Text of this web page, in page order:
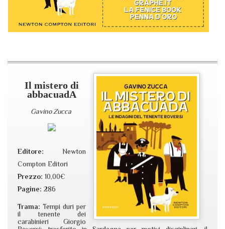
Il mistero di
abbacuadA
Gavino Zucca
Editore: Newton
Compton Editori
Prezzo: 10,00€
Pagine: 286
Trama: Tempi duri per
il tenente dei
carabinieri Giorgio